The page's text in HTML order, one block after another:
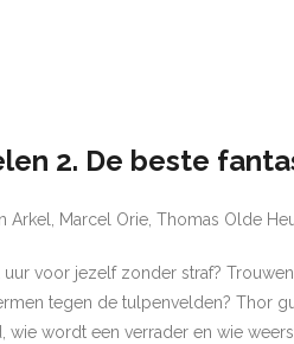
2. De beste
Arkel, Marcel Orie, Thomas Olde
voor jezelf zonder straf?
tegen de tulpenvelden? Thor
wordt een verrader en wie